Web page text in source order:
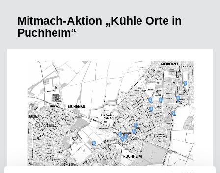
Mitmach-Aktion „Kühle Orte in
Puchheim“